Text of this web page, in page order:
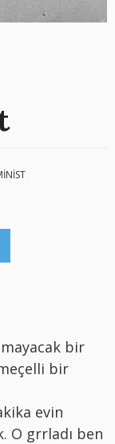
bir
bir
evin
O grrladı ben